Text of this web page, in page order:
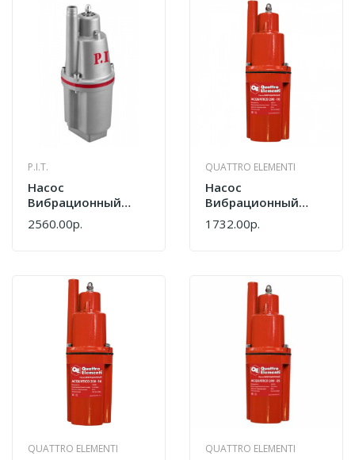
P.I.T.
Насос
Вибрационный
P.I.T. PSW300-D
2560.00р.
QUATTRO ELEMENTI
Насос
Вибрационный
QUATTRO ELEMENTI
Acquatico 200-10
1732.00р.
QUATTRO ELEMENTI QUATTRO ELEMENTI